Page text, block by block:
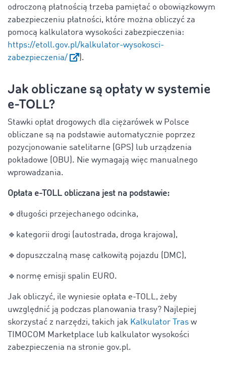
odroczoną płatnością trzeba pamiętać o obowiązkowym
zabezpieczeniu płatności, które można obliczyć za
pomocą kalkulatora wysokości zabezpieczenia:
https://etoll.gov.pl/kalkulator-wysokosci-
zabezpieczenia/
).
Jak obliczane są opłaty w systemie
e-TOLL?
Stawki opłat drogowych dla ciężarówek w Polsce
obliczane są na podstawie automatycznie poprzez
pozycjonowanie satelitarne (GPS) lub urządzenia
pokładowe (OBU). Nie wymagają więc manualnego
wprowadzania.
Opłata e-TOLL obliczana jest na podstawie:
🔹 długości przejechanego odcinka,
🔹 kategorii drogi (autostrada, droga krajowa),
🔹 dopuszczalną masę całkowitą pojazdu (DMC),
🔹 normę emisji spalin EURO.
Jak obliczyć, ile wyniesie opłata e-TOLL, żeby
uwzględnić ją podczas planowania trasy? Najlepiej
skorzystać z narzędzi, takich jak Kalkulator Tras w
TIMOCOM Marketplace lub kalkulator wysokości
zabezpieczenia na stronie gov.pl.